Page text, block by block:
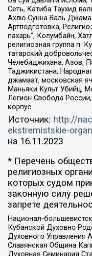
Сеть, Катиба Таухид
Ахлю Сунна Валь
Артподготовка,
пахарь”, Колумбайн,
религиозная группа п.
татарский
Челебиджихана, Азов,
Таджикистана,
джамаат, московская
Маньяки Культ Убийц,
Легион Свобода
корпус
Источник: http://
ekstremistskie-
на 16.11.2023
* Перечень
религиозных
которых судом
законную силу
запрете
Национал-
Кубанской Духовно
Духовного Управления
Славянская Община
Духовная Семинария